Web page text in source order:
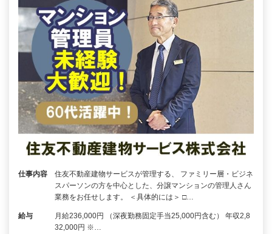
仕事内容
住友不動産建物サービスが管理する、 ファミリー層・ビジネ
スパーソンの方を中心とした、分譲マンションの管理人さん
業務をお任せします。 ＜具体的には＞ □…
給与
月給236,000円 （深夜勤務固定手当25,000円含む） 年収2,8
32,000円 ※…